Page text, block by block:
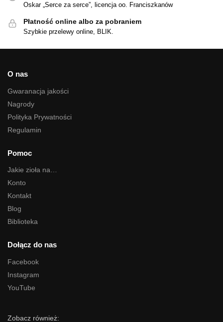
Oskar „Serce za serce”, licencja oo. Franciszkanów
Płatność online albo za pobraniem
Szybkie przelewy online, BLIK.
O nas
Gwaranacja jakości
Nagrody
Polityka Prywatności
Regulamin
Pomoc
Jakie zioła na…
Konto
Kontakt
Blog
Biblioteka
Dołącz do nas
Facebook
Instagram
YouTube
Zobacz również: